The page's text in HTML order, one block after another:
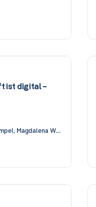
ist digital –
Christoph Bauer, Hendrik Hempel, Magdalena Wallis